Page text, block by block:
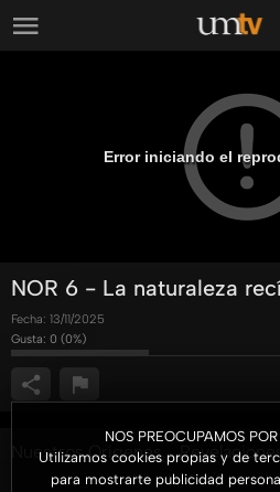
NOS PREOCUPAMOS
Utilizamos cookies propias y de
para mostrarte publicidad
Error iniciando el
NOR 6 - La naturaleza
Fecha: 13/11/2025
Gusta: 0 (0%)
Nuestros Orígenes...